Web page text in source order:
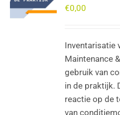
€0,00
Inventarisatie
Maintenance
gebruik van
in de praktijk.
reactie op de
van